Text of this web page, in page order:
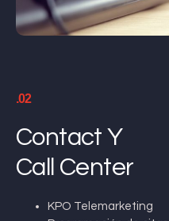
.02
Contact Y
Call Center
KPO Telemarketing